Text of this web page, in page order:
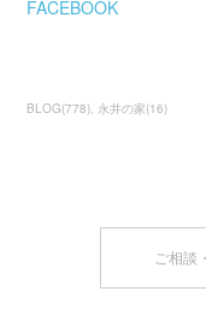
FACEBOOK
BLOG(778) 永井の家(16)
ご相談